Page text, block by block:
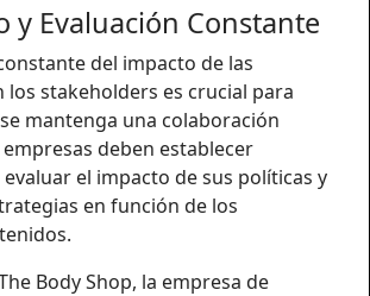
y Evaluación Constante
del impacto de las
los stakeholders es crucial para
mantenga una colaboración
deben establecer
el impacto de sus políticas y
en función de los
Body Shop, la empresa de